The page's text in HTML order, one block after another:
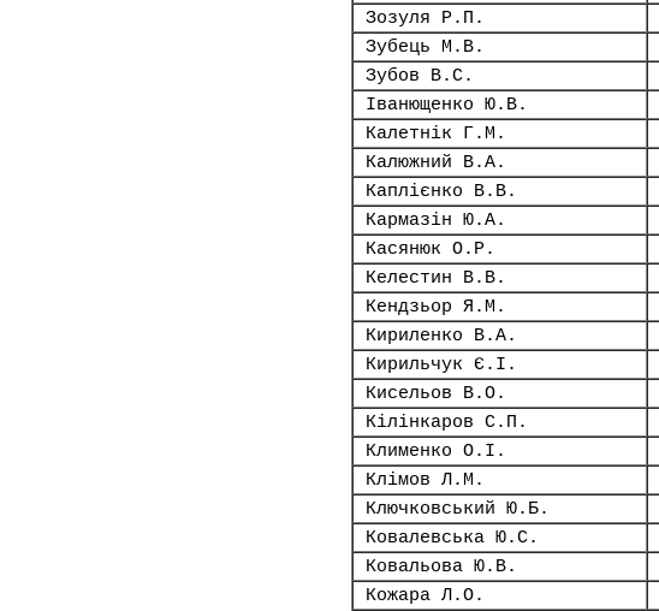
Зозуля Р.П.
Зубець М.В.
Зубов В.С.
Іванющенко Ю.В.
Калетнік Г.М.
Калюжний В.А.
Каплієнко В.В.
Кармазін Ю.А.
Касянюк О.Р.
Келестин В.В.
Кендзьор Я.М.
Кириленко В.А.
Кирильчук Є.І.
Кисельов В.О.
Кілінкаров С.П.
Клименко О.І.
Клімов Л.М.
Ключковський Ю.Б.
Ковалевська Ю.С.
Ковальова Ю.В.
Кожара Л.О.